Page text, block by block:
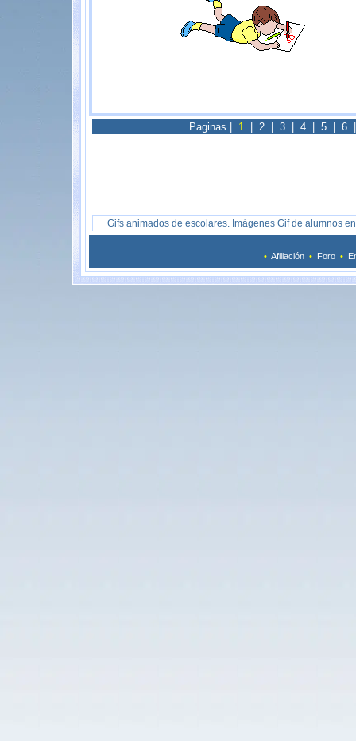
Paginas | 1| 2 3 4 5 6
Gifs animados de escolares. Imágenes Gif de alumnos
• Afiliación • Foro •